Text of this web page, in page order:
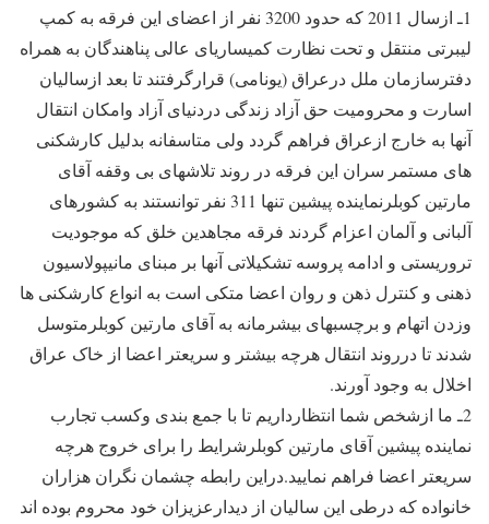
1ـ ازسال 2011 که حدود 3200 نفر از اعضای این فرقه به کمپ
لیبرتی منتقل و تحت نظارت کمیساریای عالی پناهندگان به همراه
دفترسازمان ملل درعراق (یونامی) قرارگرفتند تا بعد ازسالیان
اسارت و محرومیت حق آزاد زندگی دردنیای آزاد وامکان انتقال
آنها به خارج ازعراق فراهم گردد ولی متاسفانه بدلیل کارشکنی
های مستمر سران این فرقه در روند تلاشهای بی وقفه آقای
مارتین کوبلرنماینده پیشین تنها 311 نفر توانستند به کشورهای
آلبانی و آلمان اعزام گردند فرقه مجاهدین خلق که موجودیت
تروریستی و ادامه پروسه تشکیلاتی آنها بر مبنای مانیپولاسیون
ذهنی و کنترل ذهن و روان اعضا متکی است به انواع کارشکنی ها
وزدن اتهام و برچسبهای بیشرمانه به آقای مارتین کوبلرمتوسل
شدند تا درروند انتقال هرچه بیشتر و سریعتر اعضا از خاک عراق
اخلال به وجود آورند.
2ـ ما ازشخص شما انتظارداریم تا با جمع بندی وکسب تجارب
نماینده پیشین آقای مارتین کوبلرشرایط را برای خروج هرچه
سریعتر اعضا فراهم نمایید.دراین رابطه چشمان نگران هزاران
خانواده که درطی این سالیان از دیدارعزیزان خود محروم بوده اند